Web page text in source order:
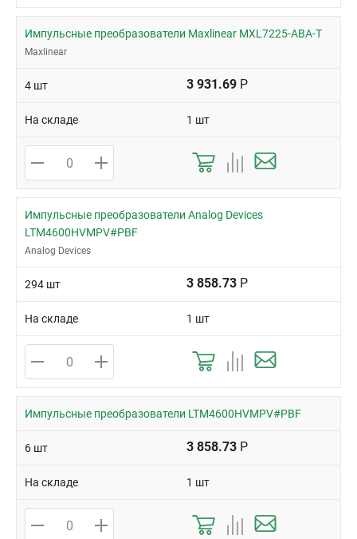
Импульсные преобразователи Maxlinear MXL7225-ABA-T
Maxlinear
4 шт 3 931.69 Р
На складе 1 шт
Импульсные преобразователи Analog Devices
LTM4600HVMPV#PBF
Analog Devices
294 шт 3 858.73 Р
На складе 1 шт
Импульсные преобразователи LTM4600HVMPV#PBF
6 шт 3 858.73 Р
На складе 1 шт